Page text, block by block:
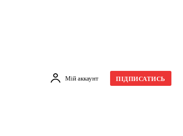
Мій аккаунт ПІДПИСАТИСЬ